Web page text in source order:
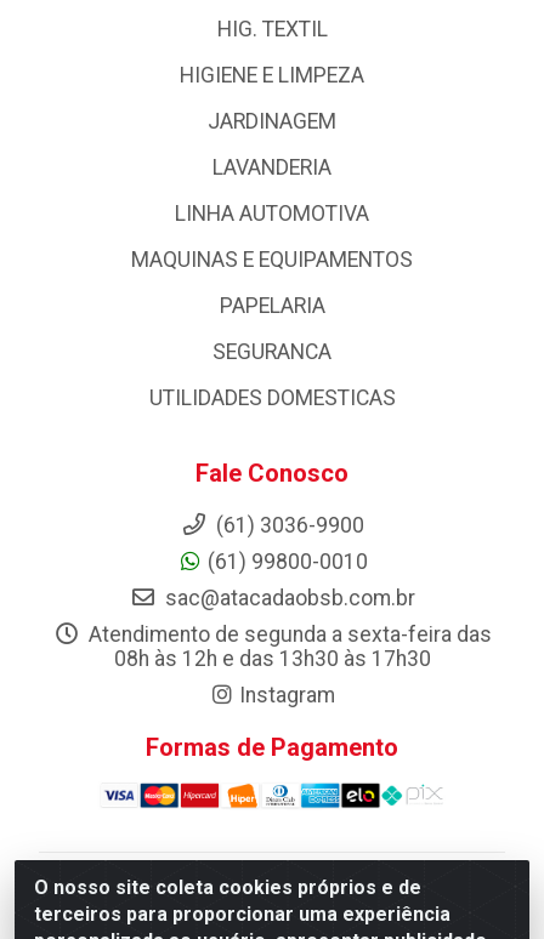
O nosso site coleta cookies próprios e de
terceiros para proporcionar uma experiência
HIG. TEXTIL
HIGIENE E LIMPEZA
JARDINAGEM
LAVANDERIA
LINHA AUTOMOTIVA
MAQUINAS E EQUIPAMENTOS
PAPELARIA
SEGURANCA
UTILIDADES DOMESTICAS
Fale Conosco
(61) 3036-9900
(61) 99800-0010
sac@atacadaobsb.com.br
Atendimento de segunda a sexta-feira das
08h às 12h e das 13h30 às 17h30
Instagram
Formas de Pagamento
Atacadao da Limpeza F. Pereira Queiroz Comercio e
Distribuicao LTDA - Quadra Qi 10 Lotes 39 e, 41 - Setor